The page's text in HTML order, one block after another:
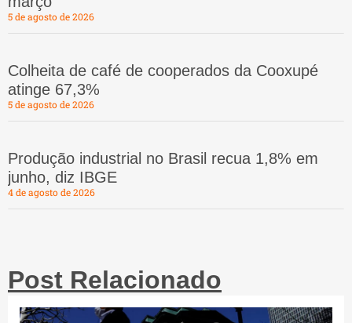
5 de agosto de 2026
Colheita de café de cooperados da Cooxupé
atinge 67,3%
5 de agosto de 2026
Produção industrial no Brasil recua 1,8% em
junho, diz IBGE
4 de agosto de 2026
Post Relacionado